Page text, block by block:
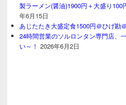
製ラーメン(醤油)1900円＋大盛り100
年6月15日
あじたたき大盛定食1500円＠ひげ勘
24時間営業のソルロンタン専門店、
い～！ 2026年6月2日